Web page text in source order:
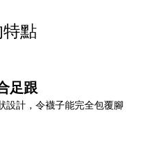
點
足跟
設計，令襪子能完全包覆腳